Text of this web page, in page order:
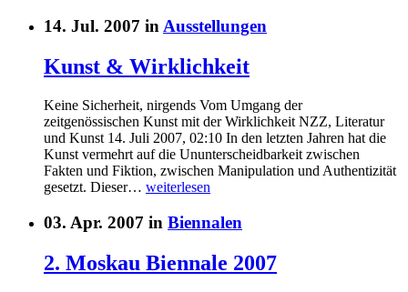
14. Jul. 2007 inAusstellungen
Kunst & Wirklichkeit
Keine Sicherheit, nirgends Vom Umgang der
zeitgenössischen Kunst mit der Wirklichkeit NZZ, Literatur
und Kunst 14. Juli 2007, 02:10 In den letzten Jahren hat die
Kunst vermehrt auf die Ununterscheidbarkeit zwischen
Fakten und Fiktion, zwischen Manipulation und Authentizität
gesetzt. Dieser… weiterlesen
03. Apr. 2007 in Biennalen
2. Moskau Biennale 2007